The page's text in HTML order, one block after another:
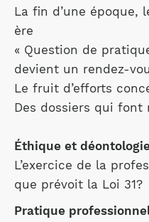
La fin d’une époque,
ère
« Question de
devient un rendez-
Le fruit d’efforts
Des dossiers qui font
Éthique et
L’exercice de la
que prévoit la Loi 31?
Pratique